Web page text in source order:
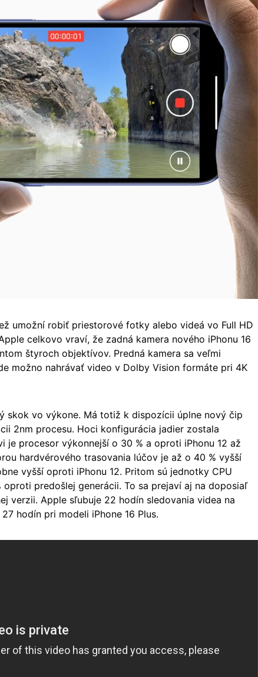
umožní robiť priestorové fotky alebo videá vo Full HD
celkovo vraví, že zadná kamera nového iPhonu 16
štyroch objektívov. Predná kamera sa veľmi
možno nahrávať video v Dolby Vision formáte pri 4K
skok vo výkone. Má totiž k dispozícii úplne nový čip
2nm procesu. Hoci konfigurácia jadier zostala
je procesor výkonnejší o 30 % a oproti iPhonu 12 až
hardvérového trasovania lúčov je až o 40 % vyšší
vyšší oproti iPhonu 12. Pritom sú jednotky CPU
oproti predošlej generácii. To sa prejaví aj na doposiaľ
verzii. Apple sľubuje 22 hodín sledovania videa na
hodín pri modeli iPhone 16 Plus.